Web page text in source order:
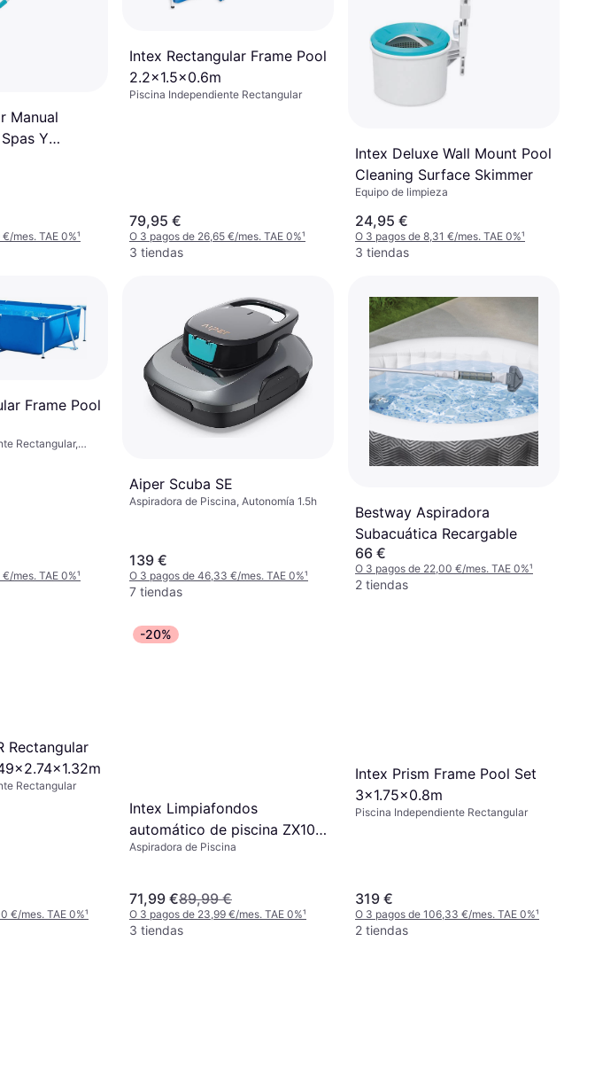
Manual
Y
5,49m
mes. TAE 0%¹
Intex Rectangular Frame Pool
2.2x1.5x0.6m
Piscina Independiente Rectangular
79,95 €
O 3 pagos de 26,65 €/mes. TAE 0%¹
3 tiendas
Intex Deluxe Wall Mount Pool
Cleaning Surface Skimmer
Equipo de limpieza
24,95 €
O 3 pagos de 8,31 €/mes. TAE 0%¹
3 tiendas
Frame Pool
Rectangular,
mes. TAE 0%¹
Aiper Scuba SE
Aspiradora de Piscina, Autonomía 1.5h
139 €
O 3 pagos de 46,33 €/mes. TAE 0%¹
7 tiendas
Bestway Aspiradora
Subacuática Recargable
66 €
O 3 pagos de 22,00 €/mes. TAE 0%¹
2 tiendas
Rectangular
Rectangular
€/mes. TAE 0%¹
-20%
Intex Limpiafondos
automático de piscina ZX100
blanco
Aspiradora de Piscina
71,99 €89,99 €
O 3 pagos de 23,99 €/mes. TAE 0%¹
3 tiendas
Intex Prism Frame Pool Set
3x1.75x0.8m
Piscina Independiente Rectangular
319 €
O 3 pagos de 106,33 €/mes. TAE 0%¹
2 tiendas